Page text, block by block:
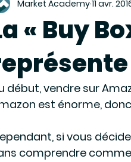
- Webmarketing
de l'agence
« Buy
Market Academy11 avr.
début, vendre sur
est énorme,
si vous
comprendre